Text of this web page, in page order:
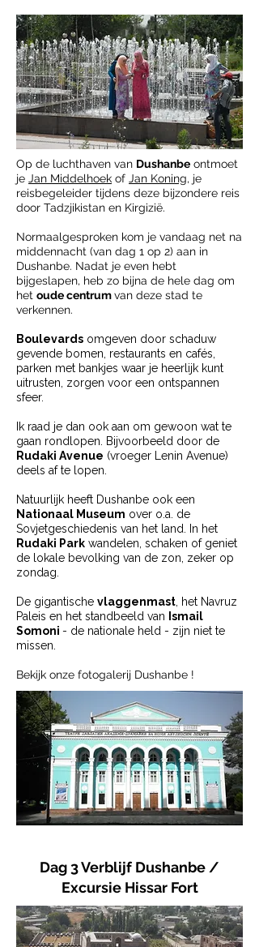
Op de luchthaven van Dushanbe ontmoet
je Jan Middelhoek of Jan Koning, je
reisbegeleider tijdens deze bijzondere reis
door Tadzjikistan en Kirgizië.
Normaalgesproken kom je vandaag net na
middennacht (van dag 1 op 2) aan in
Dushanbe. Nadat je even hebt
bijgeslapen, heb zo bijna de hele dag om
het oude centrumvan deze stad te
verkennen.
Boulevards omgeven door schaduw
gevende bomen, restaurants en cafés,
parken met bankjes waar je heerlijk kunt
uitrusten, zorgen voor een ontspannen
sfeer.
Ik raad je dan ook aan om gewoon wat te
gaan rondlopen. Bijvoorbeeld door de
Rudaki Avenue (vroeger Lenin Avenue)
deels af te lopen.
Natuurlijk heeft Dushanbe ook een
Nationaal Museum over o.a. de
Sovjetgeschiedenis van het land. In het
Rudaki Park wandelen, schaken of geniet
de lokale bevolking van de zon, zeker op
zondag.
De gigantische vlaggenmast , het Navruz
Paleis en het standbeeld van Ismail
Somoni - de nationale held - zijn niet te
missen.
Bekijk onze fotogalerij Dushanbe !
Dag 3 Verblijf Dushanbe /
Excursie Hissar Fort